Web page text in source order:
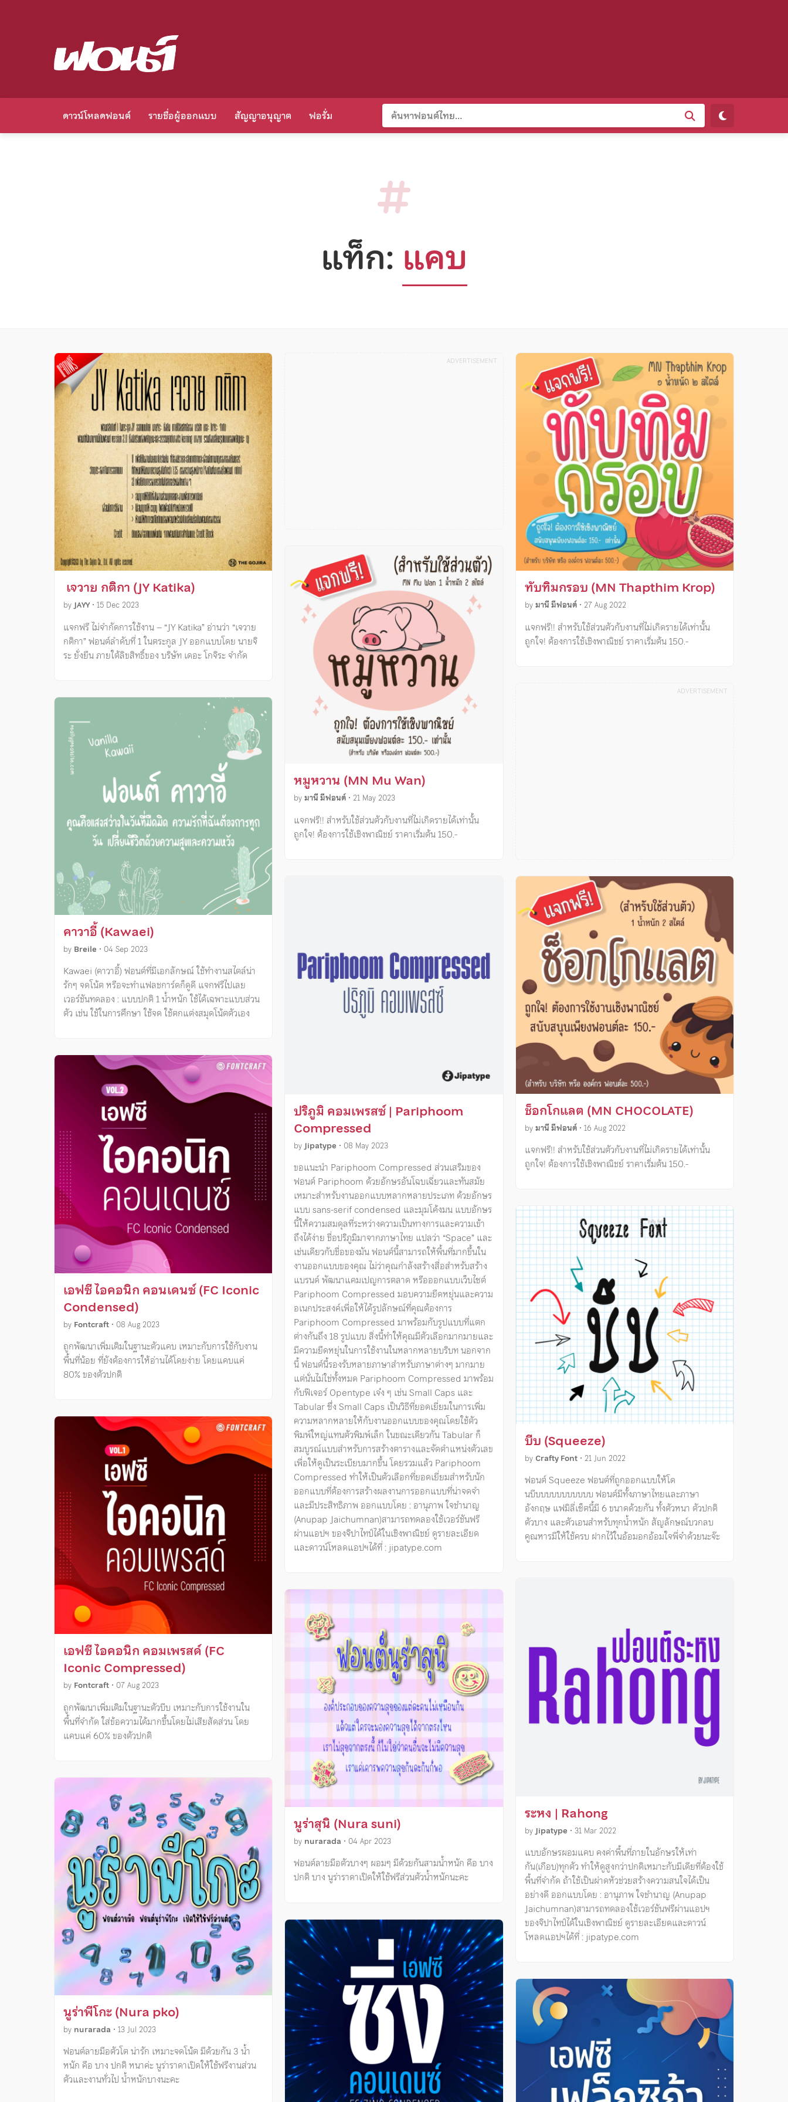
ดาวน์โหลดฟอนต์ รายชื่อผู้ออกแบบ สัญญาอนุญาต ฟอรั่ม
แท็ก: แคบ
เจวาย กติกา (JY Katika)
byJAYY • 15 Dec 2023
แจกฟรี ไม่จำกัดการใช้งาน – “JY Katika” อ่านว่า “เจวาย
กติกา” ฟอนต์ลำดับที่ 1 ในตระกูล JY ออกแบบโดย นายจิ
ระ ยั่งยืน ภายใต้ลิขสิทธิ์ของ บริษัท เดอะ โกจิระ จำกัด
คาวาอี้ (Kawaei)
by Breile • 04 Sep 2023
Kawaei (คาวาอี้) ฟอนต์ที่มีเอกลักษณ์ ใช้ทำงานสไตล์น่า
รักๆ จดโน้ต หรือจะทำแฟลชการ์ดก็ดูดี แจกฟรีไปเลย
เวอร์ชันทดลอง : แบบปกติ 1 น้ำหนัก ใช้ได้เฉพาะแบบส่วน
ตัว เช่น ใช้ในการศึกษา ใช้จด ใช้ตกแต่งสมุดโน้ตตัวเอง
เอฟซี ไอคอนิก คอนเดนซ์ (FC Iconic
Condensed)
by Fontcraft • 08 Aug 2023
ถูกพัฒนาเพิ่มเติมในฐานะตัวแคบ เหมาะกับการใช้กับงาน
พื้นที่น้อย ที่ยังต้องการให้อ่านได้โดยง่าย โดยแคบแค่
80% ของตัวปกติ
เอฟซี ไอคอนิก คอมเพรสด์ (FC
Iconic Compressed)
by Fontcraft • 07 Aug 2023
ถูกพัฒนาเพิ่มเติมในฐานะตัวบีบ เหมาะกับการใช้งานใน
พื้นที่จำกัด ใส่ข้อความได้มากขึ้นโดยไม่เสียสัดส่วน โดย
แคบแค่ 60% ของตัวปกติ
นูร่าพีโกะ (Nura pko)
by nurarada • 13 Jul 2023
ฟอนต์ลายมือตัวโต น่ารัก เหมาะจดโน้ต มีด้วยกัน 3 น้ำ
หนัก คือ บาง ปกติ หนาค่ะ นูร่าราดาเปิดให้ใช้ฟรีงานส่วน
ตัวและงานทั่วไป น้ำหนักบางนะคะ
หมูหวาน (MN Mu Wan)
byมานี มีฟอนต์ • 21 May 2023
แจกฟรี!! สำหรับใช้ส่วนตัวกับงานที่ไม่เกิดรายได้เท่านั้น
ถูกใจ! ต้องการใช้เชิงพาณิชย์ ราคาเริ่มต้น 150.-
ปริภูมิ คอมเพรสซ์ | Pariphoom
Compressed
byJipatype • 08 May 2023
ขอแนะนำ Pariphoom Compressed ส่วนเสริมของ
ฟอนต์ Pariphoom ด้วยอักษรอันโฉบเฉี่ยวและทันสมัย
เหมาะสำหรับงานออกแบบหลากหลายประเภท ด้วยอักษร
แบบ sans-serif condensed และมุมโค้งมน แบบอักษร
นี้ให้ความสมดุลที่ระหว่างความเป็นทางการและความเข้า
ถึงได้ง่าย ชื่อปริภูมิมาจากภาษาไทย แปลว่า “Space” และ
เช่นเดียวกับชื่อของมัน ฟอนต์นี้สามารถให้พื้นที่มากขึ้นใน
งานออกแบบของคุณ ไม่ว่าคุณกำลังสร้างสื่อสำหรับสร้าง
แบรนด์ พัฒนาแคมเปญการตลาด หรือออกแบบเว็บไซต์
Pariphoom Compressed มอบความยืดหยุ่นและความ
อเนกประสงค์เพื่อให้ได้รูปลักษณ์ที่คุณต้องการ
Pariphoom Compressed มาพร้อมกับรูปแบบที่แตก
ต่างกันถึง 18 รูปแบบ สิ่งนี้ทำให้คุณมีตัวเลือกมากมายและ
มีความยืดหยุ่นในการใช้งานในหลากหลายบริบท นอกจาก
นี้ ฟอนต์นี้รองรับหลายภาษาสำหรับภาษาต่างๆ มากมาย
แต่นั่นไม่ใช่ทั้งหมด Pariphoom Compressed มาพร้อม
กับฟีเจอร์ Opentype เจ๋ง ๆ เช่น Small Caps และ
Tabular ซึ่ง Small Caps เป็นวิธีที่ยอดเยี่ยมในการเพิ่ม
ความหลากหลายให้กับงานออกแบบของคุณโดยใช้ตัว
พิมพ์ใหญ่แทนตัวพิมพ์เล็ก ในขณะเดียวกัน Tabular ก็
สมบูรณ์แบบสำหรับการสร้างตารางและจัดตำแหน่งตัวเลข
เพื่อให้ดูเป็นระเบียบมากขึ้น โดยรวมแล้ว Pariphoom
Compressed ทำให้เป็นตัวเลือกที่ยอดเยี่ยมสำหรับนัก
ออกแบบที่ต้องการสร้างผลงานการออกแบบที่น่าจดจำ
และมีประสิทธิภาพ ออกแบบโดย : อานุภาพ ใจชำนาญ
(Anupap Jaichumnan)สามารถทดลองใช้เวอร์ชันฟรี
ผ่านแอปฯ ของจิปาไทป์ได้ในเชิงพาณิชย์ ดูรายละเอียด
และดาวน์โหลดแอปฯได้ที่ : jipatype.com
นูร่าสุนิ (Nura suni)
by nurarada • 04 Apr 2023
ฟอนต์ลายมือตัวบางๆ ผอมๆ มีด้วยกันสามน้ำหนัก คือ บาง
ปกติ บาง นูร่าราดาเปิดให้ใช้ฟรีส่วนตัวน้ำหนักนะคะ
ทับทิมกรอบ (MN Thapthim Krop)
byมานี มีฟอนต์• 27 Aug 2022
แจกฟรี!! สำหรับใช้ส่วนตัวกับงานที่ไม่เกิดรายได้เท่านั้น
ถูกใจ! ต้องการใช้เชิงพาณิชย์ ราคาเริ่มต้น 150.-
ช็อกโกแลต (MN CHOCOLATE)
byมานี มีฟอนต์• 16 Aug 2022
แจกฟรี!! สำหรับใช้ส่วนตัวกับงานที่ไม่เกิดรายได้เท่านั้น
ถูกใจ! ต้องการใช้เชิงพาณิชย์ ราคาเริ่มต้น 150.-
บีบ (Squeeze)
by Crafty Font• 21 Jun 2022
ฟอนต์ Squeeze ฟอนต์ที่ถูกออกแบบให้โด
นบีบบบบบบบบบบบ ฟอนต์มีทั้งภาษาไทยและภาษา
อังกฤษ แฟมิลี่เซ็ตนี้มี 6 ขนาดด้วยกัน ทั้งตัวหนา ตัวปกติ
ตัวบาง และตัวเอนสำหรับทุกน้ำหนัก สัญลักษณ์บวกลบ
คูณหารมีให้ใช้ครบ ฝากไว้ในอ้อมอกอ้อมใจพี่จ๋าด้วยนะจ๊ะ
ระหง | Rahong
byJipatype • 31 Mar 2022
แบบอักษรผอมแคบ คงค่าพื้นที่ภายในอักษรให้เท่า
กัน(เกือบ)ทุกตัว ทำให้ดูสูงกว่าปกติเหมาะกับมีเดียที่ต้องใช้
พื้นที่จำกัด ถ้าใช้เป็นผ่าดหัวช่วยสร้างความสนใจได้เป็น
อย่างดี ออกแบบโดย : อานุภาพ ใจชำนาญ (Anupap
Jaichumnan)สามารถทดลองใช้เวอร์ชันฟรีผ่านแอปฯ
ของจิปาไทป์ได้ในเชิงพาณิชย์ ดูรายละเอียดและดาวน์
โหลดแอปฯได้ที่ : jipatype.com